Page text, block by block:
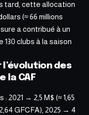
tard, cette allocation
(≈ 66 millions
a contribué à un
clubs à la saison
des
la CAF
2021 → 2,5 M$ (≈ 1,65
GFCFA), 2025 → 4